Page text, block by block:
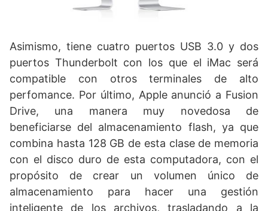
Asimismo, tiene cuatro puertos USB 3.0 y dos
puertos Thunderbolt con los que el iMac será
compatible con otros terminales de alto
perfomance. Por último, Apple anunció a Fusion
Drive, una manera muy novedosa de
beneficiarse del almacenamiento flash, ya que
combina hasta 128 GB de esta clase de memoria
con el disco duro de esta computadora, con el
propósito de crear un volumen único de
almacenamiento para hacer una gestión
inteligente de los archivos, trasladando a la